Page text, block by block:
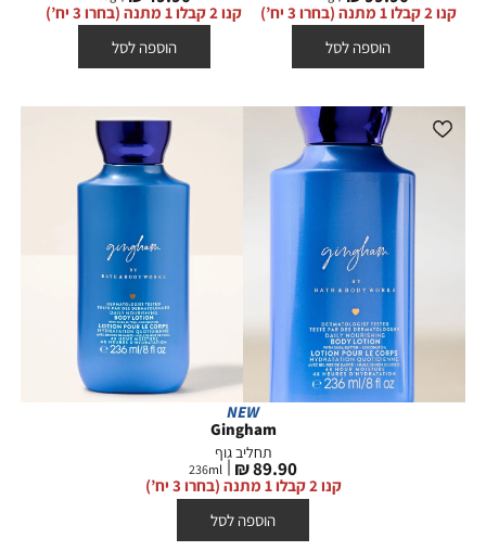
מוצר
קנו 2 קבלו 1 מתנה (בחרו 3 יח’)
הוספה לסל
מוצר
קנו 2 קבלו 1 מתנה (בחרו 3 יח’)
הוספה לסל
NEW
Gingham
תחליב גוף
מחיר
מוצר
89.90 ₪
236ml
קנו 2 קבלו 1 מתנה (בחרו 3 יח’)
הוספה לסל